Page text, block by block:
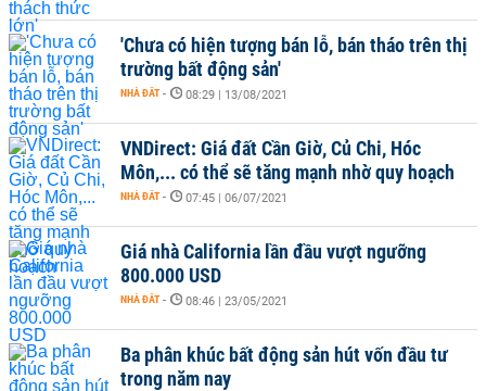
'Chưa có hiện tượng bán lỗ, bán tháo trên thị
trường bất động sản'
NHÀ ĐẤT - 08:29 | 13/08/2021
VNDirect: Giá đất Cần Giờ, Củ Chi, Hóc
Môn,... có thể sẽ tăng mạnh nhờ quy hoạch
NHÀ ĐẤT - 07:45 | 06/07/2021
Giá nhà California lần đầu vượt ngưỡng
800.000 USD
NHÀ ĐẤT - 08:46 | 23/05/2021
Ba phân khúc bất động sản hút vốn đầu tư
trong năm nay